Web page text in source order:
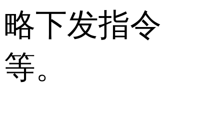
略下发指令
等。